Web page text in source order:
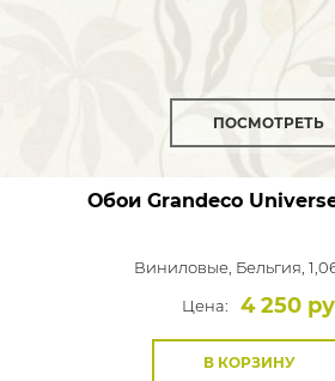
ПОСМОТРЕТЬ
Обои Grandeco
Виниловые, Бельгия,
Цена:
4 250
В КОРЗИНУ